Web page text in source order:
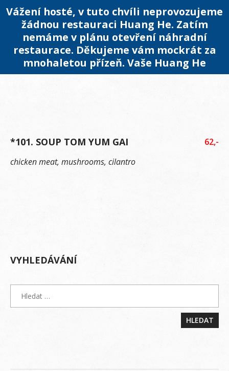
Vážení hosté, v tuto chvíli neprovozujeme
žádnou restauraci Huang He. Zatím
nemáme v plánu otevření náhradní
restaurace. Děkujeme vám mockrát za
mnohaletou přízeň. Vaše Huang He
*101. SOUP TOM YUM GAI
62,-
chicken meat, mushrooms, cilantro
VYHLEDÁVÁNÍ